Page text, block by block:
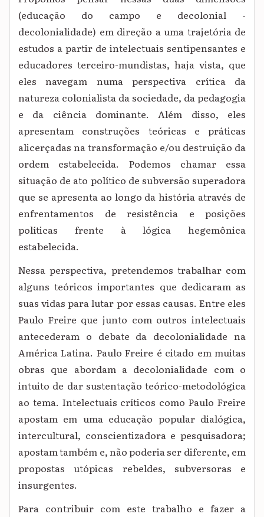
(educação do campo e decolonial -
decolonialidade) em direção a uma trajetória de
estudos a partir de intelectuais sentipensantes e
educadores terceiro-mundistas, haja vista, que
eles navegam numa perspectiva crítica da
natureza colonialista da sociedade, da pedagogia
e da ciência dominante. Além disso, eles
apresentam construções teóricas e práticas
alicerçadas na transformação e/ou destruição da
ordem estabelecida. Podemos chamar essa
situação de ato político de subversão superadora
que se apresenta ao longo da história através de
enfrentamentos de resistência e posições
políticas frente à lógica hegemônica
estabelecida.
Nessa perspectiva, pretendemos trabalhar com
alguns teóricos importantes que dedicaram as
suas vidas para lutar por essas causas. Entre eles
Paulo Freire que junto com outros intelectuais
antecederam o debate da decolonialidade na
América Latina. Paulo Freire é citado em muitas
obras que abordam a decolonialidade com o
intuito de dar sustentação teórico-metodológica
ao tema. Intelectuais críticos como Paulo Freire
apostam em uma educação popular dialógica,
intercultural, conscientizadora e pesquisadora;
apostam também e, não poderia ser diferente, em
propostas utópicas rebeldes, subversoras e
insurgentes.
Para contribuir com este trabalho e fazer a